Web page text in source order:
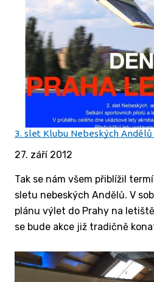
3. slet Klubu Nebeských Andělů
27. září 2012
Tak se nám všem přiblížil
sletu nebeských Andělů. V
plánu výlet do Prahy na
se bude akce již tradičně